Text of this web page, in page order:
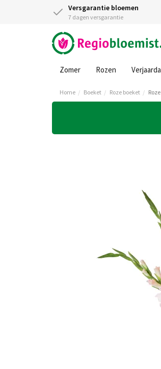
Versgarantie bloemen
7 dagen versgarantie
Zomer Rozen
Home Boeket Roze boeket